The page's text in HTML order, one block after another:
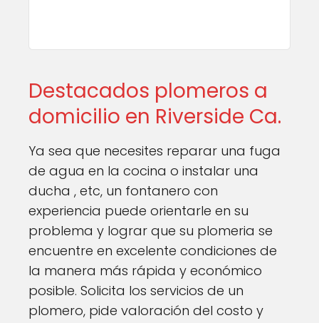
Destacados plomeros a
domicilio en Riverside Ca.
Ya sea que necesites reparar una fuga
de agua en la cocina o instalar una
ducha , etc, un fontanero con
experiencia puede orientarle en su
problema y lograr que su plomeria se
encuentre en excelente condiciones de
la manera más rápida y económico
posible. Solicita los servicios de un
plomero, pide valoración del costo y